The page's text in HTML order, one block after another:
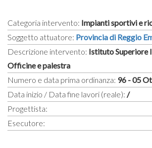
Categoria intervento: Impianti sportivi e
Soggetto attuatore: Provincia di Reggio
Descrizione intervento: Istituto Superiore
Officine e palestra
Numero e data prima ordinanza: 96 - 05
Data inizio / Data fine lavori (reale): /
Progettista:
Esecutore: